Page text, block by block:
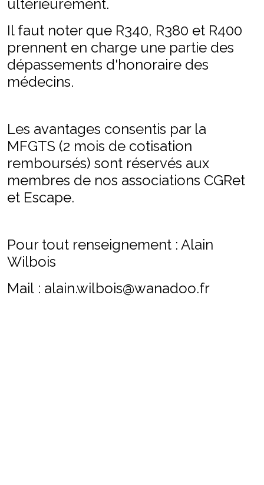
ultérieurement.
Il faut noter que R340, R380 et R400
prennent en charge une partie des
dépassements d'honoraire des
médecins.
Les avantages consentis par la
MFGTS (2 mois de cotisation
remboursés) sont réservés aux
membres de nos associations CGRet
et Escape.
Pour tout renseignement : Alain
Wilbois
Mail : alain.wilbois@wanadoo.fr